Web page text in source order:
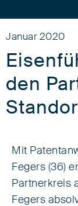
Januar 2020
den
Mit
Fegers (36)
Partnerkreis
Fegers